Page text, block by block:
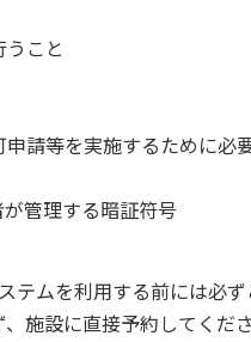
こと
等を実施するために必
管理する暗証符号
テムを利用する前には必ず
施設に直接予約してくださ